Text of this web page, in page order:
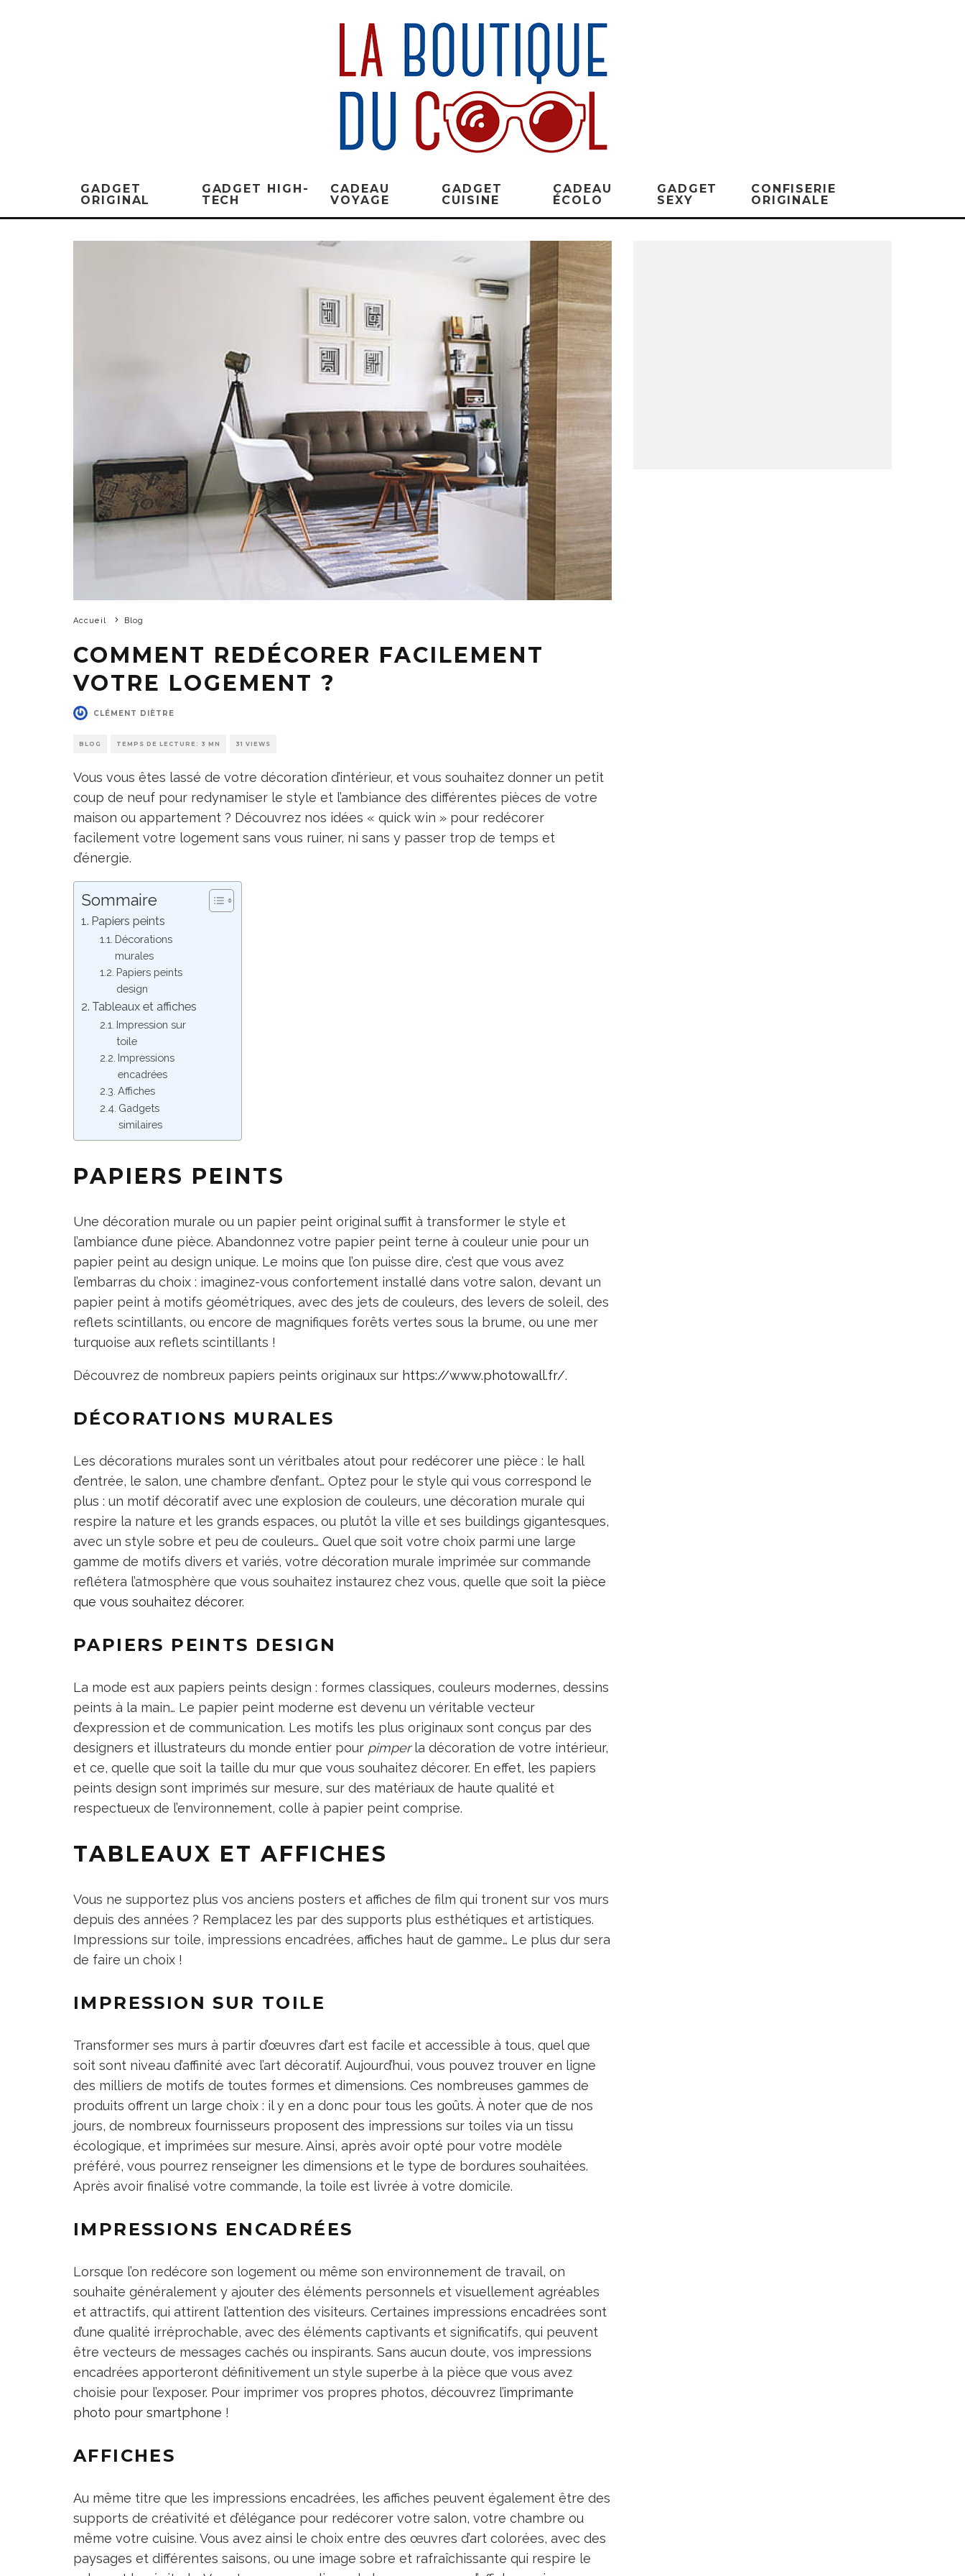
GADGET
ORIGINAL
GADGET HIGH-
TECH
CADEAU
VOYAGE
GADGET
CUISINE
CADEAU
ÉCOLO
GADGET
SEXY
CONFISERIE
ORIGINALE
Accueil Blog
COMMENT REDÉCORER FACILEMENT
VOTRE LOGEMENT ?
CLÉMENT DIÈTRE
BLOG TEMPS DE LECTURE: 3 MN 31 VIEWS
Vous vous êtes lassé de votre décoration d’intérieur, et vous souhaitez donner un petit
coup de neuf pour redynamiser le style et l’ambiance des différentes pièces de votre
maison ou appartement ? Découvrez nos idées « quick win » pour redécorer
facilement votre logement sans vous ruiner, ni sans y passer trop de temps et
d’énergie.
Sommaire
Papiers peints
Décorations
murales
Papiers peints
design
Tableaux et affiches
Impression sur
toile
Impressions
encadrées
Affiches
Gadgets
similaires
PAPIERS PEINTS
Une décoration murale ou un papier peint original suffit à transformer le style et
l’ambiance d’une pièce. Abandonnez votre papier peint terne à couleur unie pour un
papier peint au design unique. Le moins que l’on puisse dire, c’est que vous avez
l’embarras du choix : imaginez-vous confortement installé dans votre salon, devant un
papier peint à motifs géométriques, avec des jets de couleurs, des levers de soleil, des
reflets scintillants, ou encore de magnifiques forêts vertes sous la brume, ou une mer
turquoise aux reflets scintillants !
Découvrez de nombreux papiers peints originaux sur https://www.photowall.fr/.
DÉCORATIONS MURALES
Les décorations murales sont un véritbales atout pour redécorer une pièce : le hall
d’entrée, le salon, une chambre d’enfant… Optez pour le style qui vous correspond le
plus : un motif décoratif avec une explosion de couleurs, une décoration murale qui
respire la nature et les grands espaces, ou plutôt la ville et ses buildings gigantesques,
avec un style sobre et peu de couleurs… Quel que soit votre choix parmi une large
gamme de motifs divers et variés, votre décoration murale imprimée sur commande
reflétera l’atmosphère que vous souhaitez instaurez chez vous, quelle que soit la pièce
que vous souhaitez décorer.
PAPIERS PEINTS DESIGN
La mode est aux papiers peints design : formes classiques, couleurs modernes, dessins
peints à la main… Le papier peint moderne est devenu un véritable vecteur
d’expression et de communication. Les motifs les plus originaux sont conçus par des
designers et illustrateurs du monde entier pour pimperla décoration de votre intérieur,
et ce, quelle que soit la taille du mur que vous souhaitez décorer. En effet, les papiers
peints design sont imprimés sur mesure, sur des matériaux de haute qualité et
respectueux de l’environnement, colle à papier peint comprise.
TABLEAUX ET AFFICHES
Vous ne supportez plus vos anciens posters et affiches de film qui tronent sur vos murs
depuis des années ? Remplacez les par des supports plus esthétiques et artistiques.
Impressions sur toile, impressions encadrées, affiches haut de gamme… Le plus dur sera
de faire un choix !
IMPRESSION SUR TOILE
Transformer ses murs à partir d’œuvres d’art est facile et accessible à tous, quel que
soit sont niveau d’affinité avec l’art décoratif. Aujourd’hui, vous pouvez trouver en ligne
des milliers de motifs de toutes formes et dimensions. Ces nombreuses gammes de
produits offrent un large choix : il y en a donc pour tous les goûts. À noter que de nos
jours, de nombreux fournisseurs proposent des impressions sur toiles via un tissu
écologique, et imprimées sur mesure. Ainsi, après avoir opté pour votre modèle
préféré, vous pourrez renseigner les dimensions et le type de bordures souhaitées.
Après avoir finalisé votre commande, la toile est livrée à votre domicile.
IMPRESSIONS ENCADRÉES
Lorsque l’on redécore son logement ou même son environnement de travail, on
souhaite généralement y ajouter des éléments personnels et visuellement agréables
et attractifs, qui attirent l’attention des visiteurs. Certaines impressions encadrées sont
d’une qualité irréprochable, avec des éléments captivants et significatifs, qui peuvent
être vecteurs de messages cachés ou inspirants. Sans aucun doute, vos impressions
encadrées apporteront définitivement un style superbe à la pièce que vous avez
choisie pour l’exposer. Pour imprimer vos propres photos, découvrez l’imprimante
photo pour smartphone !
AFFICHES
Au même titre que les impressions encadrées, les affiches peuvent également être des
supports de créativité et d’élégance pour redécorer votre salon, votre chambre ou
même votre cuisine. Vous avez ainsi le choix entre des œuvres d’art colorées, avec des
paysages et différentes saisons, ou une image sobre et rafraîchissante qui respire le